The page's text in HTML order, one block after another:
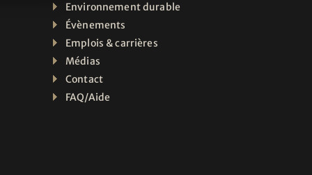
Environnement durable
Évènements
Emplois & carrières
Médias
Contact
FAQ/Aide